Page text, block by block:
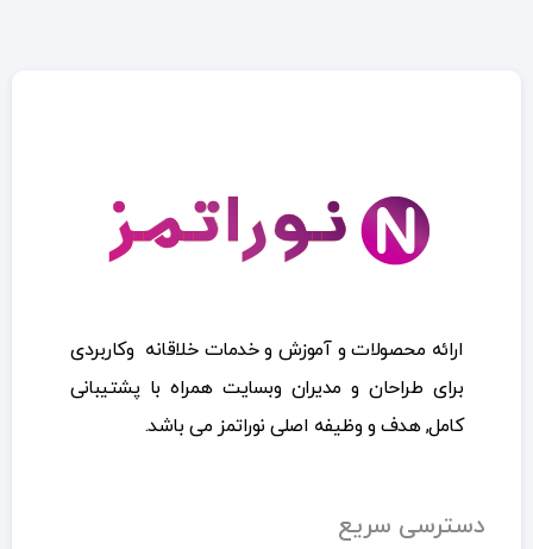
ارائه محصولات و آموزش و خدمات خلاقانه وکاربردی
برای طراحان و مدیران وبسایت همراه با پشتیبانی
کامل, هدف و وظیفه اصلی نوراتمز می باشد.
دسترسی سریع